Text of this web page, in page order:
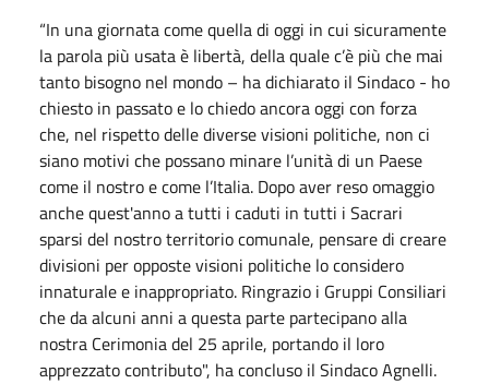
“In una giornata come quella di oggi in cui sicuramente
la parola più usata è libertà, della quale c’è più che mai
tanto bisogno nel mondo – ha dichiarato il Sindaco - ho
chiesto in passato e lo chiedo ancora oggi con forza
che, nel rispetto delle diverse visioni politiche, non ci
siano motivi che possano minare l’unità di un Paese
come il nostro e come l’Italia. Dopo aver reso omaggio
anche quest'anno a tutti i caduti in tutti i Sacrari
sparsi del nostro territorio comunale, pensare di creare
divisioni per opposte visioni politiche lo considero
innaturale e inappropriato. Ringrazio i Gruppi Consiliari
che da alcuni anni a questa parte partecipano alla
nostra Cerimonia del 25 aprile, portando il loro
apprezzato contributo", ha concluso il Sindaco Agnelli.